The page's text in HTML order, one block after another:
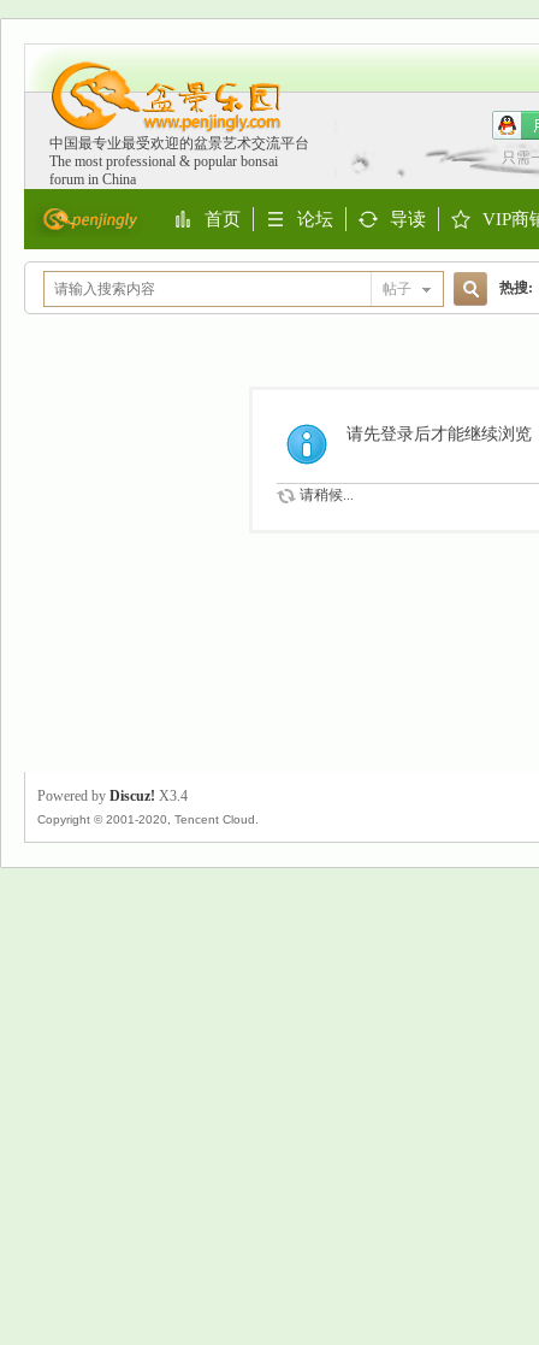
中国最专业最受欢迎的盆景艺术交流平台
The most professional & popular bonsai
forum in China
只需
首页 论坛 导读 VIP商
帖子
索
热搜:
请先登录后才能继续浏览
请稍候...
Powered by Discuz! X3.4
Copyright © 2001-2020, Tencent Cloud.